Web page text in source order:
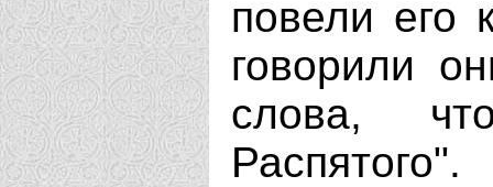
повели его
говорили
слова,
Распятого".